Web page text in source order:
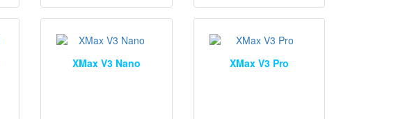
XMax V3 Nano XMax V3 Pro